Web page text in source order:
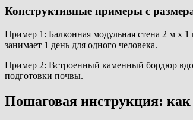
Конструктивные примеры с
Пример 1: Балконная модульная стена 2 м x
занимает 1 день для одного человека.
Пример 2: Встроенный каменный бордюр
подготовки почвы.
Пошаговая инструкция: